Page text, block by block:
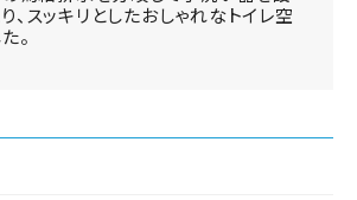
、スッキリとしたおしゃれなトイレ空
。